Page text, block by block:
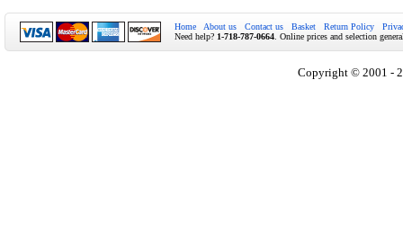
Home About us Contact us Basket Return Policy
Need help? 1-718-787-0664 . Online prices and selection
Copyright © 2001 -